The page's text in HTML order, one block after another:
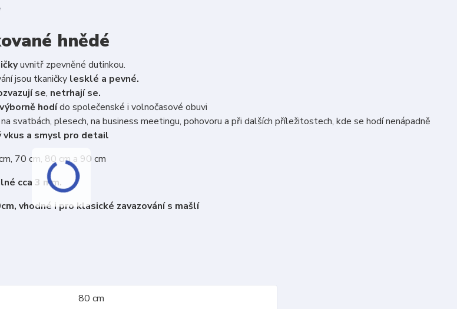
hnědé
uvnitř zpevněné dutinkou.
jsou tkaničky lesklé a pevné.
se, netrhají se.
výborně hodído společenské i volnočasové obuvi
svatbách, plesech, na business meetingu, pohovoru a při dalších příležitostech, kde se hodí nenápadně
vkus a smysl pro detail
70 cm, 80 cm a 90 cm
cca 3 mm.
vhodné i pro klasické zavazování s mašlí
80 cm